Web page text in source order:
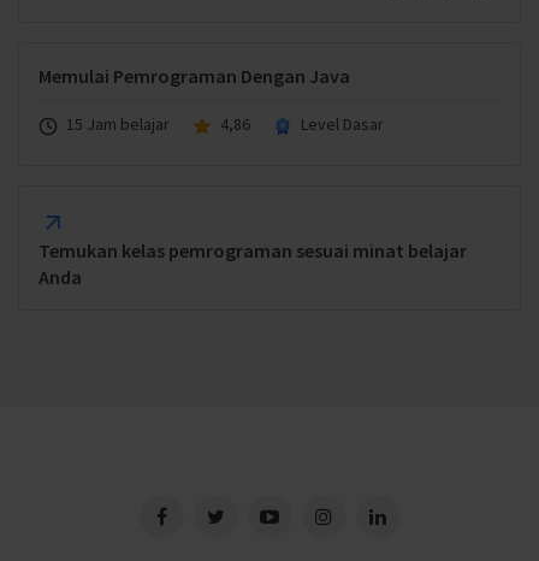
Memulai Pemrograman Dengan Java
15 Jam belajar 4,86 Level Dasar
Temukan kelas pemrograman sesuai minat belajar
Anda